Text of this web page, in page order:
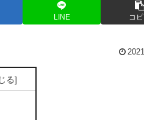
LINE コ